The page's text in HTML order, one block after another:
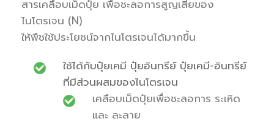
สารเคลือบเม็ดปุ๋ย เพื่อชะลอการสูญเสียของ
ไนโตรเจน (N)
ให้พืชใช้ประโยชน์จากไนโตรเจนได้มากขึ้น
ใช้ได้กับปุ๋ยเคมี ปุ๋ยอินทรีย์ ปุ๋ยเคมี-อินทรีย์
ที่มีส่วนผสมของไนโตรเจน
เคลือบเม็ดปุ๋ยเพื่อชะลอการ ระเหิด
และ ละลาย